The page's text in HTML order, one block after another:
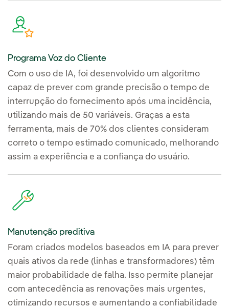
Programa Voz do Cliente
Com o uso de IA, foi desenvolvido um algoritmo
capaz de prever com grande precisão o tempo de
interrupção do fornecimento após uma incidência,
utilizando mais de 50 variáveis. Graças a esta
ferramenta, mais de 70% dos clientes consideram
correto o tempo estimado comunicado, melhorando
assim a experiência e a confiança do usuário.
Manutenção preditiva
Foram criados modelos baseados em IA para prever
quais ativos da rede (linhas e transformadores) têm
maior probabilidade de falha. Isso permite planejar
com antecedência as renovações mais urgentes,
otimizando recursos e aumentando a confiabilidade